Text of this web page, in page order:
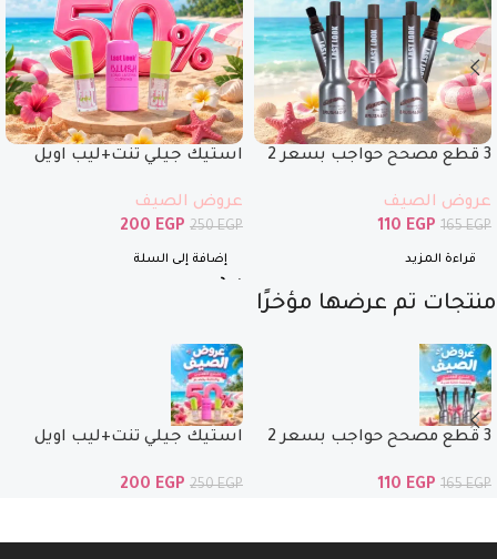
3 قطع مصحح حواجب بسعر 2
عروض الصيف
165EGP
110 EGP
قراءة المزيد
استيك جيلي تنت+ليب اويل
عروض الصيف
250EGP
200 EGP
إضافة إلى السلة
منتجات تم عرضها مؤخرًا
3 قطع مصحح حواجب بسعر 2
165EGP
110 EGP
استيك جيلي تنت+ليب اويل
250EGP
200 EGP